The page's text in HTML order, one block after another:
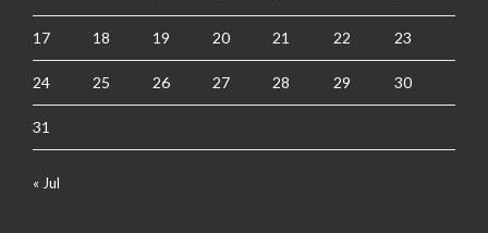
17 18 19 20 21 22 23
24 25 26 27 28 29 30
31
« Jul